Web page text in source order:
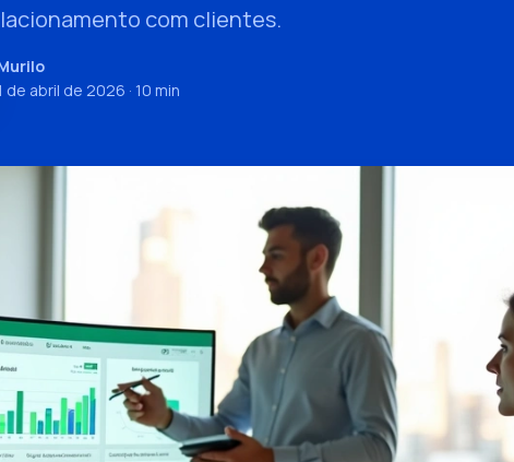
com clientes.
de abril de 2026 · 10 min